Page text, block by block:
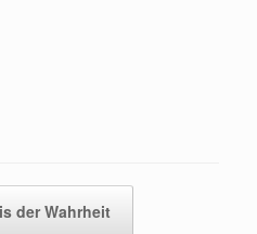
der Wahrheit